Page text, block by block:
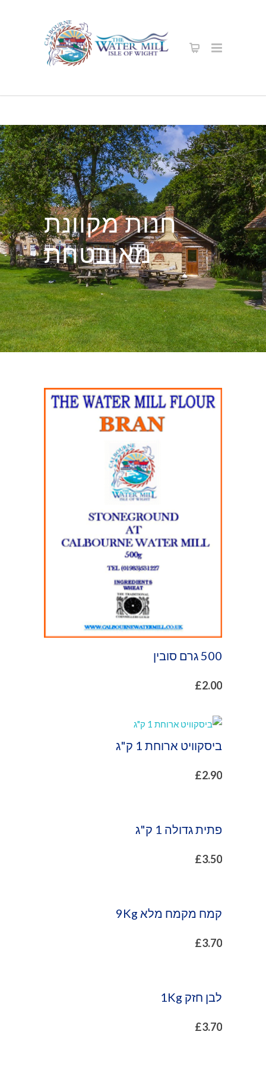
חנות מקוונת
מאובטחת
500 גרם סובין
£2.00
ביסקוויט ארוחת 1 ק"ג
£2.90
פתית גדולה 1 ק"ג
£3.50
קמח מקמח מלא 9Kg
£3.70
לבן חזק 1Kg
£3.70